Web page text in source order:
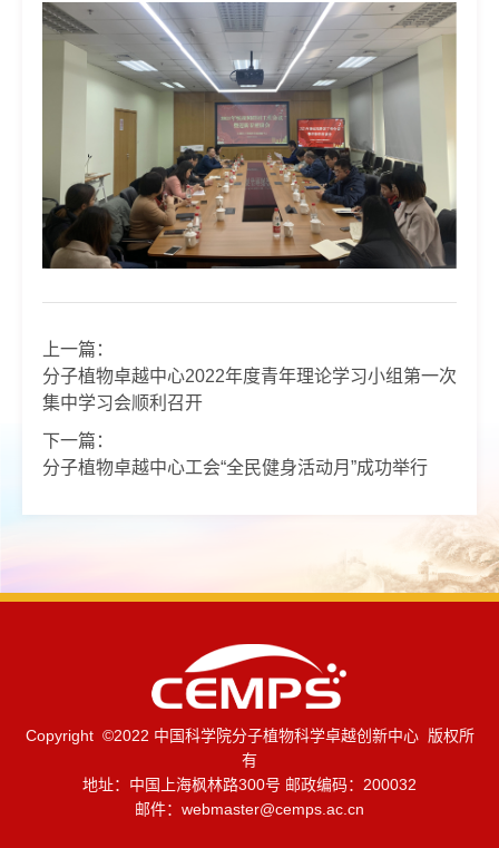
上一篇：
分子植物卓越中心2022年度青年理论学习小组第一次
集中学习会顺利召开
下一篇：
分子植物卓越中心工会“全民健身活动月”成功举行
Copyright ©2022 中国科学院分子植物科学卓越创新中心 版权所
有
地址：中国上海枫林路300号 邮政编码：200032
邮件： webmaster@cemps.ac.cn